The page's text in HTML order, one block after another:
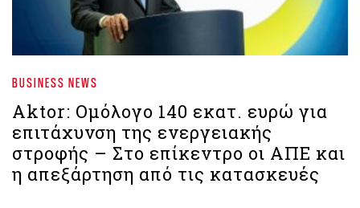
BUSINESS NEWS
Aktor: Ομόλογο 140 εκατ. ευρώ για
επιτάχυνση της ενεργειακής
στροφής – Στο επίκεντρο οι ΑΠΕ και
η απεξάρτηση από τις κατασκευές